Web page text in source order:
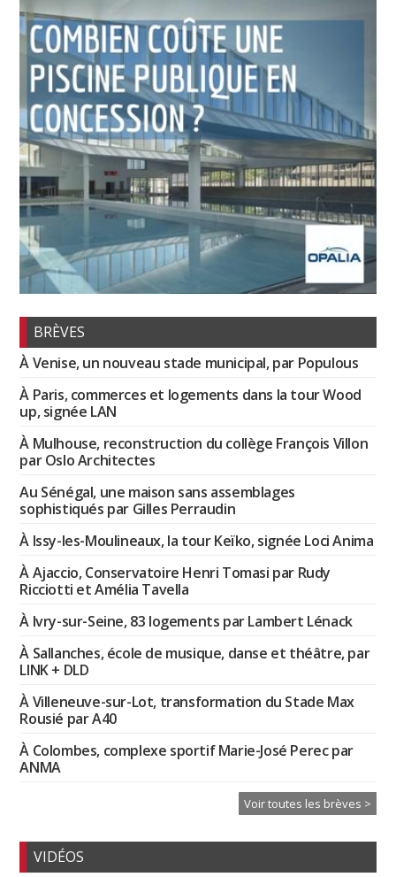
BRÈVES
À Venise, un nouveau stade municipal, par Populous
À Paris, commerces et logements dans la tour Wood
up, signée LAN
À Mulhouse, reconstruction du collège François Villon
par Oslo Architectes
Au Sénégal, une maison sans assemblages
sophistiqués par Gilles Perraudin
À Issy-les-Moulineaux, la tour Keïko, signée Loci Anima
À Ajaccio, Conservatoire Henri Tomasi par Rudy
Ricciotti et Amélia Tavella
À Ivry-sur-Seine, 83 logements par Lambert Lénack
À Sallanches, école de musique, danse et théâtre, par
LINK + DLD
À Villeneuve-sur-Lot, transformation du Stade Max
Rousié par A40
À Colombes, complexe sportif Marie-José Perec par
ANMA
Voir toutes les brèves >
VIDÉOS